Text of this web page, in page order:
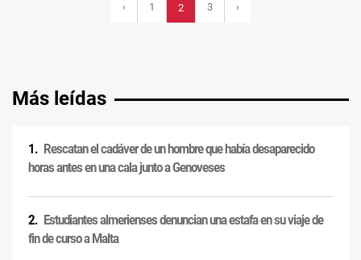
‹ 1 2 3 ›
Más leídas
Rescatan el cadáver de un hombre que había desaparecido
horas antes en una cala junto a Genoveses
Estudiantes almerienses denuncian una estafa en su viaje de
fin de curso a Malta